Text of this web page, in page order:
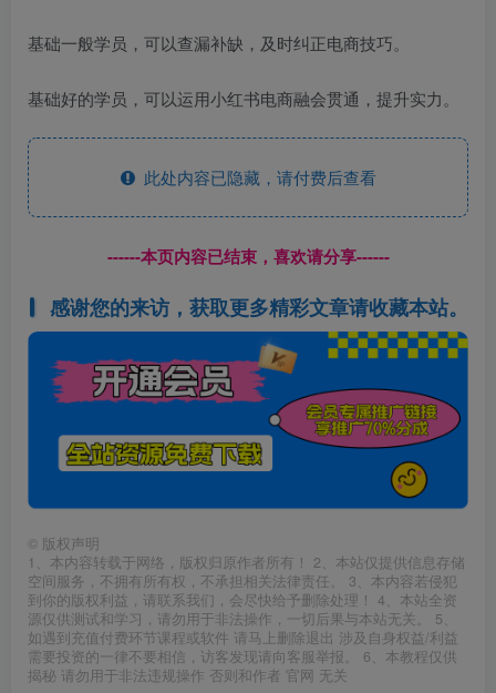
基础一般学员，可以查漏补缺，及时纠正电商技巧。
基础好的学员，可以运用小红书电商融会贯通，提升实力。
此处内容已隐藏，请付费后查看
------本页内容已结束，喜欢请分享------
感谢您的来访，获取更多精彩文章请收藏本站。
© 版权声明
1、本内容转载于网络，版权归原作者所有！ 2、本站仅提供信息存储
空间服务，不拥有所有权，不承担相关法律责任。 3、本内容若侵犯
到你的版权利益，请联系我们，会尽快给予删除处理！ 4、本站全资
源仅供测试和学习，请勿用于非法操作，一切后果与本站无关。 5、
如遇到充值付费环节课程或软件 请马上删除退出 涉及自身权益/利益
需要投资的一律不要相信，访客发现请向客服举报。 6、本教程仅供
揭秘 请勿用于非法违规操作 否则和作者 官网 无关